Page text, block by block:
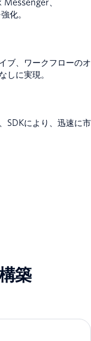
、
化。
ブ、ワークフローのオ
しに実現。
SDKにより、迅速に市
築